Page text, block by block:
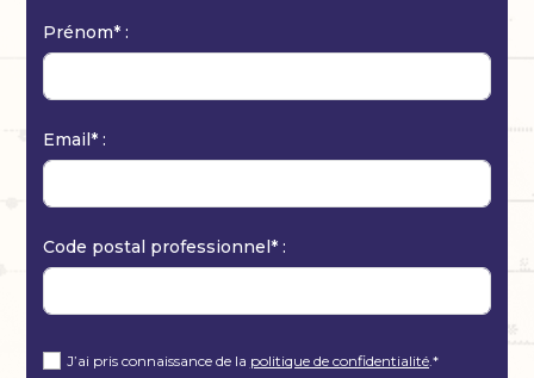
Prénom* :
Email* :
Code postal professionnel* :
J’ai pris connaissance de la politique de confidentialité.*